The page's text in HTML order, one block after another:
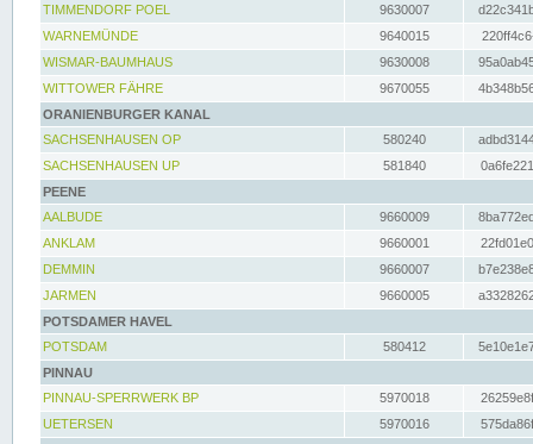
TIMMENDORF POEL
9630007
WARNEMÜNDE
9640015
WISMAR-BAUMHAUS
9630008
WITTOWER FÄHRE
9670055
ORANIENBURGER KANAL
SACHSENHAUSEN OP
580240
SACHSENHAUSEN UP
581840
PEENE
AALBUDE
9660009
ANKLAM
9660001
DEMMIN
9660007
JARMEN
9660005
POTSDAMER HAVEL
POTSDAM
580412
PINNAU
PINNAU-SPERRWERK BP
5970018
UETERSEN
5970016